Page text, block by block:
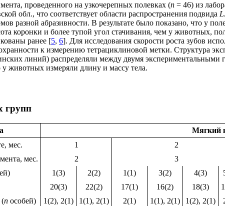
проведенного на узкочерепных полевках (n = 46) из
обл., что соответствует области распространения подвида
разной абразивности. В результате было показано, что у
коронки и более тупой угол стачивания, чем у животных,
ранее [5, 6]. Для исследования скорости роста зубов
к измерению тетрациклиновой метки. Структура
линий) распределяли между двумя
животных измеряли длину и массу тела.
групп
Мягкий
мес.
1 2
мес.
2 3
1(3) 2(2) 1(1) 3(2) 4(3)
20(3) 22(2) 17(1) 16(2) 18(3)
(nособей) 1(2), 2(1) 1(1), 2(1) 2(1) 1(1), 2(1) 1(2), 2(1)